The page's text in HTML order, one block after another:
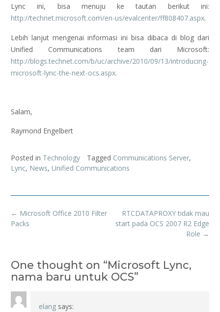
Lync ini, bisa menuju ke tautan berikut ini:
http://technet.microsoft.com/en-us/evalcenter/ff808407.aspx.
Lebih lanjut mengenai informasi ini bisa dibaca di blog dari
Unified Communications team dari Microsoft:
http://blogs.technet.com/b/uc/archive/2010/09/13/introducing-
microsoft-lync-the-next-ocs.aspx.
Salam,
Raymond Engelbert
Posted in Technology Tagged Communications Server,
Lync, News, Unified Communications
Post
navigation
RTCDATAPROXY tidak mau
start pada OCS 2007 R2 Edge
Role →
← Microsoft Office 2010 Filter
Packs
One thought on “Microsoft Lync,
nama baru untuk OCS”
elang says: